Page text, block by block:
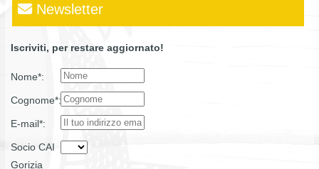
Newsletter
Iscriviti, per restare aggiornato!
Nome*:
Cognome*:
E-mail*:
Socio CAI
Gorizia